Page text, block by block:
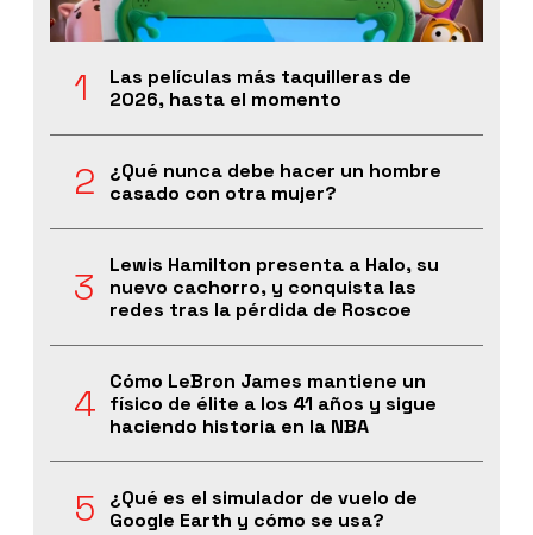
Las películas más taquilleras de
2026, hasta el momento
¿Qué nunca debe hacer un hombre
casado con otra mujer?
Lewis Hamilton presenta a Halo, su
nuevo cachorro, y conquista las
redes tras la pérdida de Roscoe
Cómo LeBron James mantiene un
físico de élite a los 41 años y sigue
haciendo historia en la NBA
¿Qué es el simulador de vuelo de
Google Earth y cómo se usa?